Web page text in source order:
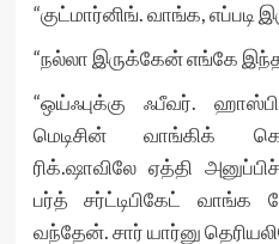
“குட்மார்னிங். வாங்க, எப்படி
“நல்லா இருக்கேன் எங்கே
“ஒய்ஃபுக்கு ஃபீவர்.
மெடிசின் வாங்கிக்
ரிக்.ஷாவிலே ஏத்தி
பர்த் சர்ட்டிபிகேட் வாங்க
வந்தேன். சார் யார்னு